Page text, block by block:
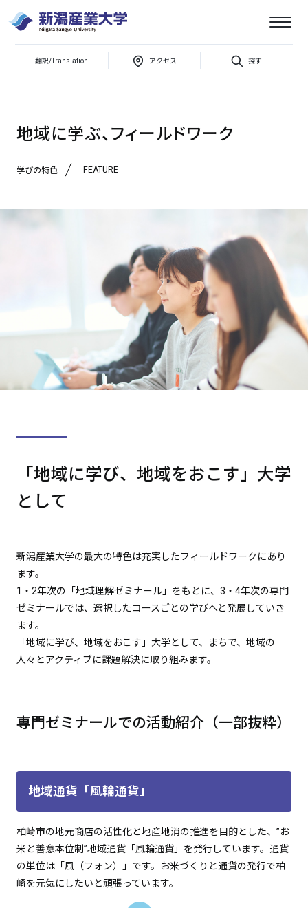
翻訳/Translation アクセス 探す
新潟産業大学 地域に学ぶ、フィールドワーク
地域に学ぶ、フィールドワーク
学びの特色 FEATURE
「地域に学び、地域をおこす」大学
として
新潟産業大学の最大の特色は充実したフィールドワークにあり
ます。
1・2年次の「地域理解ゼミナール」をもとに、3・4年次の専門
ゼミナールでは、選択したコースごとの学びへと発展していき
ます。
「地域に学び、地域をおこす」大学として、まちで、地域の
人々とアクティブに課題解決に取り組みます。
専門ゼミナールでの活動紹介（一部抜粋）
地域通貨「風輪通貨」
柏崎市の地元商店の活性化と地産地消の推進を目的とした、”お
米と善意本位制”地域通貨「風輪通貨」を発行しています。通貨
の単位は「風（フォン）」です。お米づくりと通貨の発行で柏
崎を元気にしたいと頑張っています。